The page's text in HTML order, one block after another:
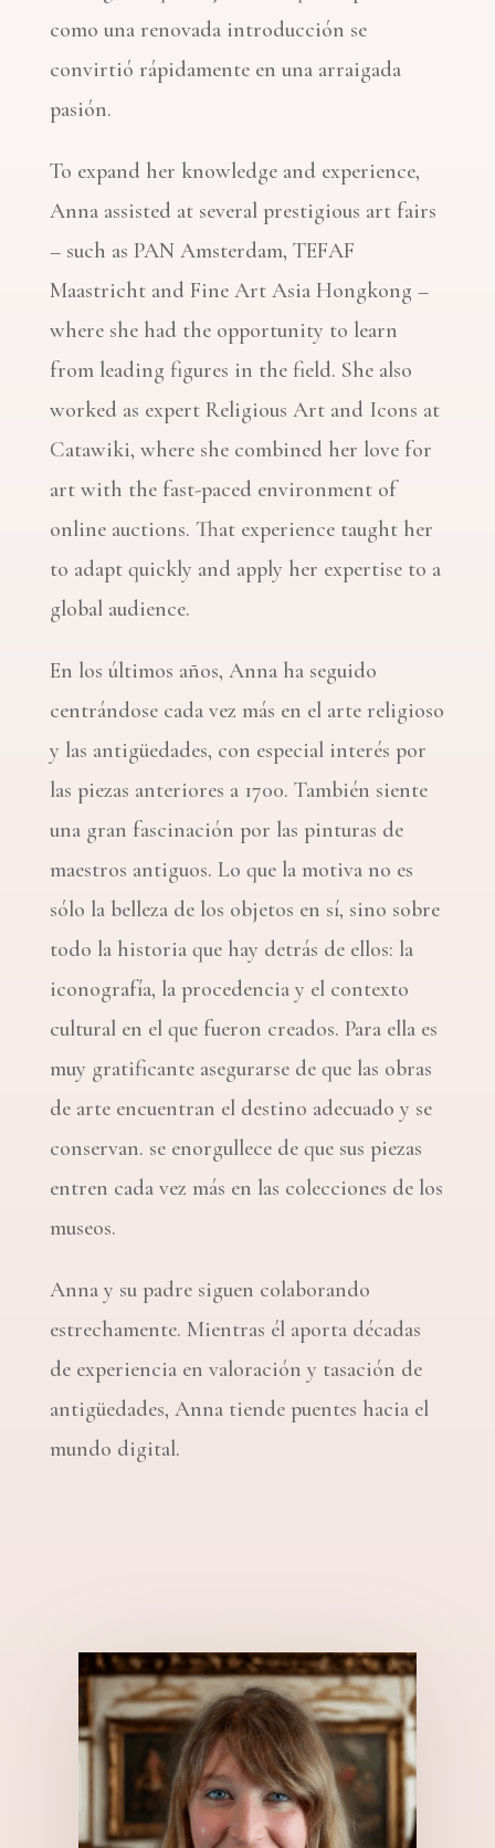
como una renovada introducción se
convirtió rápidamente en una arraigada
pasión.
To expand her knowledge and experience,
Anna assisted at several prestigious art fairs
– such as PAN Amsterdam, TEFAF
Maastricht and Fine Art Asia Hongkong –
where she had the opportunity to learn
from leading figures in the field. She also
worked as expert Religious Art and Icons at
Catawiki, where she combined her love for
art with the fast-paced environment of
online auctions. That experience taught her
to adapt quickly and apply her expertise to a
global audience.
En los últimos años, Anna ha seguido
centrándose cada vez más en el arte religioso
y las antigüedades, con especial interés por
las piezas anteriores a 1700. También siente
una gran fascinación por las pinturas de
maestros antiguos. Lo que la motiva no es
sólo la belleza de los objetos en sí, sino sobre
todo la historia que hay detrás de ellos: la
iconografía, la procedencia y el contexto
cultural en el que fueron creados. Para ella es
muy gratificante asegurarse de que las obras
de arte encuentran el destino adecuado y se
conservan. se enorgullece de que sus piezas
entren cada vez más en las colecciones de los
museos.
Anna y su padre siguen colaborando
estrechamente. Mientras él aporta décadas
de experiencia en valoración y tasación de
antigüedades, Anna tiende puentes hacia el
mundo digital.